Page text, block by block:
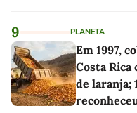
9 PLANETA
Em 1997,
Costa Rica
de laranja;